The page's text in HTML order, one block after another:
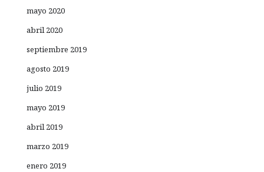
mayo 2020
abril 2020
septiembre 2019
agosto 2019
julio 2019
mayo 2019
abril 2019
marzo 2019
enero 2019